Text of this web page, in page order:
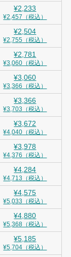
¥2,233
¥2,457（税込）
¥2,504
¥2,755（税込）
¥2,781
¥3,060（税込）
¥3,060
¥3,366（税込）
¥3,366
¥3,703（税込）
¥3,672
¥4,040（税込）
¥3,978
¥4,376（税込）
¥4,284
¥4,713（税込）
¥4,575
¥5,033（税込）
¥4,880
¥5,368（税込）
¥5,185
¥5,704（税込）